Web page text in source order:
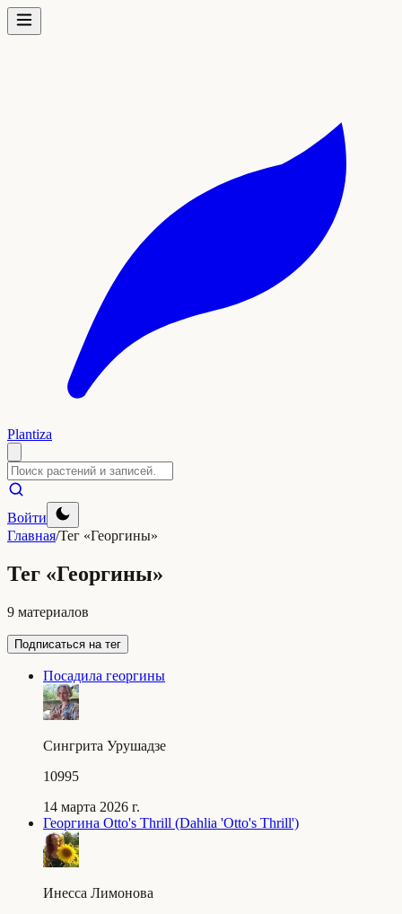
Plantiza
Войти
Главная/Тег «Георгины»
Тег «Георгины»
9 материалов
Подписаться на тег
Посадила георгины
Сингрита Урушадзе
10995
14 марта 2026 г.
Георгина Otto's Thrill (Dahlia 'Otto's Thrill')
Инесса Лимонова